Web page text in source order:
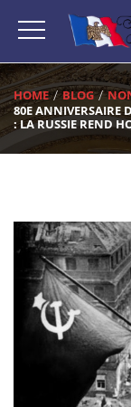
HOME BLOG
80E ANNIVERSAIRE
: LA RUSSIE REND